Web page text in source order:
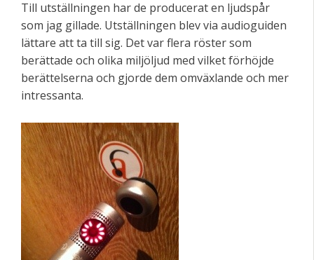
Till utställningen har de producerat en ljudspår
som jag gillade. Utställningen blev via audioguiden
lättare att ta till sig. Det var flera röster som
berättade och olika miljöljud med vilket förhöjde
berättelserna och gjorde dem omväxlande och mer
intressanta.